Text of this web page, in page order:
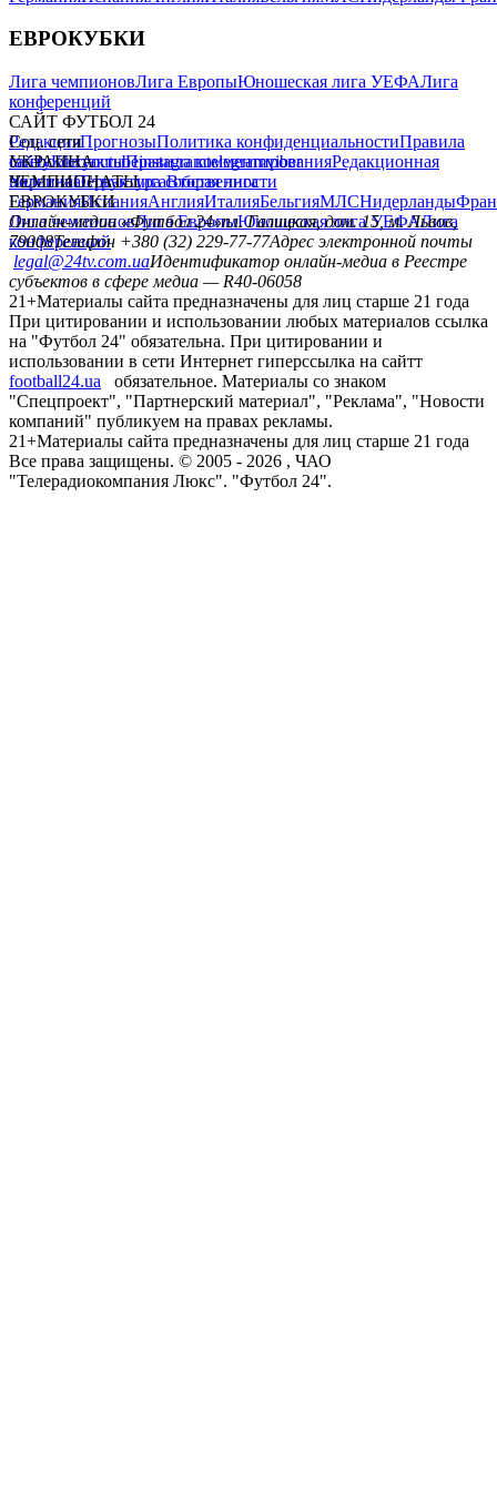
ЕВРОКУБКИ
Лига чемпионовЛига ЕвропыЮношеская лига УЕФАЛига
конференций
САЙТ ФУТБОЛ 24
РедакцияПрогнозыПолитика конфиденциальностиПравила
сайтуКонтактыПравила комментированияРедакционная
политикаСтруктура собственности
Соц. сети
facebookxyoutubeinstagramtelegramviber
УКРАИНА
УкраинаПервая лигаВторая лига
ЧЕМПИОНАТЫ
ГерманияИспанияАнглияИталияБельгияМЛСНидерланды
ЕВРОКУБКИ
Лига чемпионовЛига ЕвропыЮношеская лига УЕФАЛига
конференций
Онлайн-медиа «Футбол 24»пл. Галицкая, дом. 15, м. Львов,
79008Телефон +380 (32) 229-77-77Адрес электронной почты
legal@24tv.com.uaИдентификатор онлайн-медиа в Реестре
субъектов в сфере медиа — R40-06058
21+Материалы сайта предназначены для лиц старше 21 года
При цитировании и использовании любых материалов ссылка
на "Футбол 24" обязательна. При цитировании и
использовании в сети Интернет гиперссылка на сайтт
football24.ua
обязательное. Материалы со знаком
"Спецпроект", "Партнерский материал", "Реклама", "Новости
компаний" публикуем на правах рекламы.
21+Материалы сайта предназначены для лиц старше 21 года
Все права защищены. © 2005 - 2026 , ЧАО
"Телерадиокомпания Люкс". "Футбол 24".